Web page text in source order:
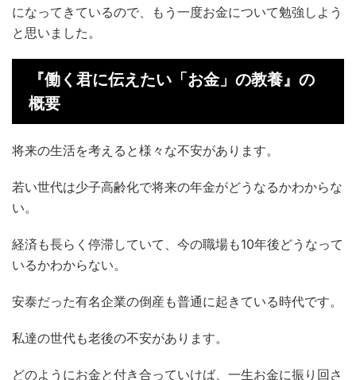
になってきているので、もう一度お金について勉強しよう
と思いました。
『働く君に伝えたい「お金」の教養』の
概要
将来の生活を考えると様々な不安があります。
若い世代は少子高齢化で将来の年金がどうなるかわからな
い。
経済も長らく停滞していて、今の職場も10年後どうなって
いるかわからない。
安泰だった有名企業の倒産も普通に起きている時代です。
私達の世代も老後の不安があります。
どのようにお金と付き合っていけば、一生お金に振り回さ